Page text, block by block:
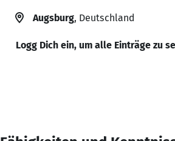
Augsburg, Deutschland
Logg Dich ein, um alle Einträge zu